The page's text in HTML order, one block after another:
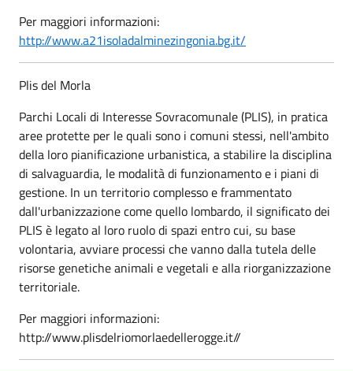
Per maggiori informazioni:
http://www.a21isoladalminezingonia.bg.it/
Plis del Morla
Parchi Locali di Interesse Sovracomunale (PLIS), in pratica
aree protette per le quali sono i comuni stessi, nell'ambito
della loro pianificazione urbanistica, a stabilire la disciplina
di salvaguardia, le modalità di funzionamento e i piani di
gestione. In un territorio complesso e frammentato
dall'urbanizzazione come quello lombardo, il significato dei
PLIS è legato al loro ruolo di spazi entro cui, su base
volontaria, avviare processi che vanno dalla tutela delle
risorse genetiche animali e vegetali e alla riorganizzazione
territoriale.
Per maggiori informazioni:
http://www.plisdelriomorlaedellerogge.it//